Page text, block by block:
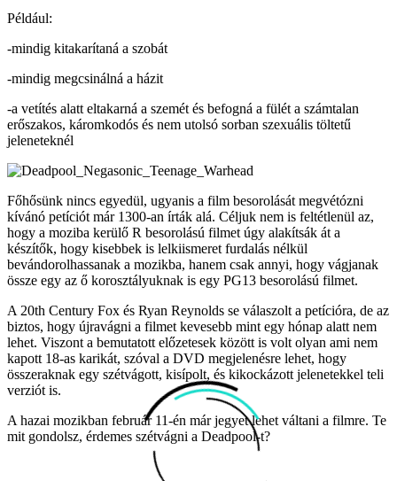
Például:
-mindig kitakarítaná a szobát
-mindig megcsinálná a házit
-a vetítés alatt eltakarná a szemét és befogná a fülét a számtalan
erőszakos, káromkodós és nem utolsó sorban szexuális töltetű
jeleneteknél
Főhősünk nincs egyedül, ugyanis a film besorolását megvétózni
kívánó petíciót már 1300-an írták alá. Céljuk nem is feltétlenül az,
hogy a moziba kerülő R besorolású filmet úgy alakítsák át a
készítők, hogy kisebbek is lelkiismeret furdalás nélkül
bevándorolhassanak a mozikba, hanem csak annyi, hogy vágjanak
össze egy az ő korosztályuknak is egy PG13 besorolású filmet.
A 20th Century Fox és Ryan Reynolds se válaszolt a petícióra, de az
biztos, hogy újravágni a filmet kevesebb mint egy hónap alatt nem
lehet. Viszont a bemutatott előzetesek között is volt olyan ami nem
kapott 18-as karikát, szóval a DVD megjelenésre lehet, hogy
összeraknak egy szétvágott, kisípolt, és kikockázott jelenetekkel teli
verziót is.
A hazai mozikban február 11-én már jegyet lehet váltani a filmre. Te
mit gondolsz, érdemes szétvágni a Deadpool-t?